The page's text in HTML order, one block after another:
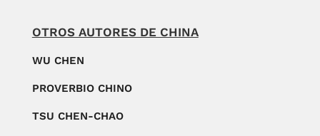
OTROS AUTORES DE CHINA
WU CHEN
PROVERBIO CHINO
TSU CHEN-CHAO